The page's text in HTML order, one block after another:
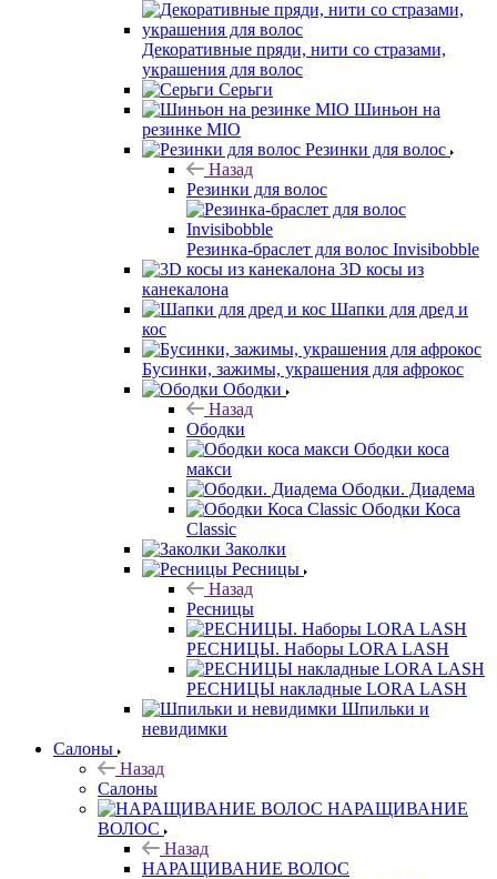
Декоративные пряди, нити со стразами,
украшения для волос
Серьги
Шиньон на
резинке MIO
Резинки для волос
Назад
Резинки для волос
Резинка-браслет для волос Invisibobble
3D косы из
канекалона
Шапки для дред и
кос
Бусинки, зажимы, украшения для афрокос
Ободки
Назад
Ободки
Ободки коса
макси
Ободки. Диадема
Ободки Коса
Classic
Заколки
Ресницы
Назад
Ресницы
РЕСНИЦЫ. Наборы LORA LASH
РЕСНИЦЫ накладные LORA LASH
Шпильки и
невидимки
Салоны
Назад
Салоны
НАРАЩИВАНИЕ
ВОЛОС
Назад
НАРАЩИВАНИЕ ВОЛОС